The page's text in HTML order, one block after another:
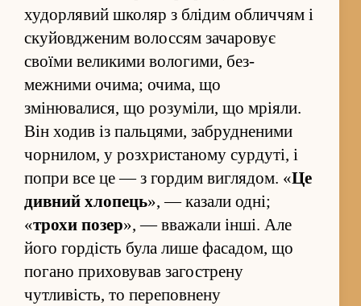
худорлявий школяр з блідим облич­чям і
ску­йовдженим волос­сям зачаровує
своїми великими вологими, без­
межними очима; очима, що
змінювалися, що ро­зуміли, що мріяли.
Він ходив із пальцями, за­брудненими
чорнилом, у роз­хри­станому сурдуті, і
по­при все це — з гордим ви­глядом. «Це
дивний хлопець», — казали одні;
«трохи позер», — вважали інші. Але
його гордість була лише фасадом, що
погано приховував загострену
чутливість, то пере­повнену